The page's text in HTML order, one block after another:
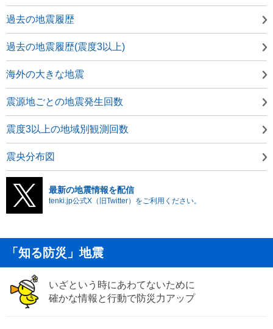
過去の地震履歴
過去の地震履歴(震度3以上)
海外の大きな地震
震源地ごとの地震発生回数
震度3以上の地域別観測回数
震央分布図
最新の地震情報を配信
tenki.jp公式X（旧Twitter）をご利用ください。
「知る防災」地震
いざという時にあわてないために
確かな情報と行動で防災力アップ